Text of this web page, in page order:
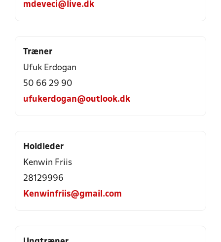
mdeveci@live.dk
Træner
Ufuk Erdogan
50 66 29 90
ufukerdogan@outlook.dk
Holdleder
Kenwin Friis
28129996
Kenwinfriis@gmail.com